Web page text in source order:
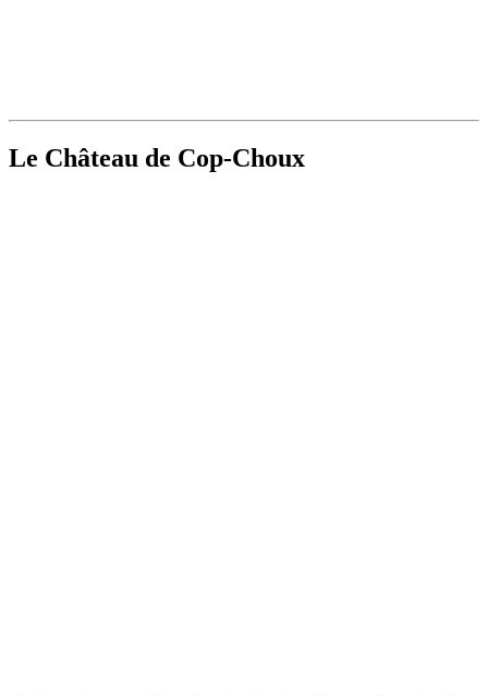
Le Château de Cop-Choux